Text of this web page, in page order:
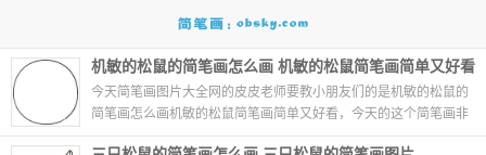
机敏的松鼠的简笔画怎么画 机敏的松鼠简笔画简单又好看
今天简笔画图片大全网的皮皮老师要教小朋友们的是机敏的松鼠的
简笔画怎么画机敏的松鼠简笔画简单又好看，今天的这个简笔画非
常简单哦，只需要几笔就能够画出机敏的松鼠的...
06-30